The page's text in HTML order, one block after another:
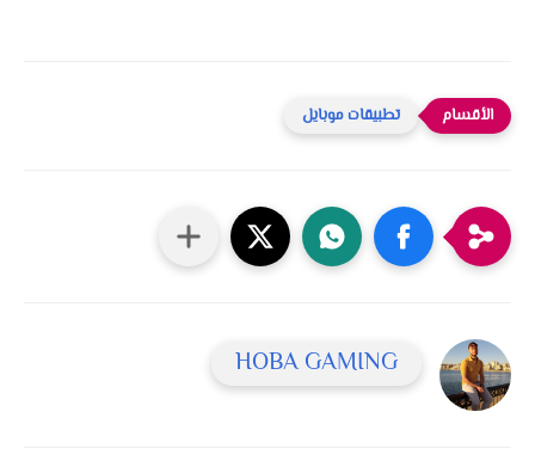
تطبيقات موبايل
HOBA GAMING